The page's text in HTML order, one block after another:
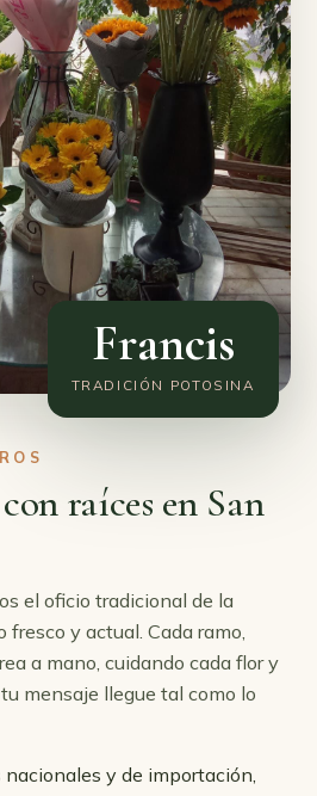
Francis
TRADICIÓN POTOSINA
raíces en San
el oficio tradicional de la
y actual. Cada ramo,
a mano, cuidando cada flor y
mensaje llegue tal como lo
y de importación,